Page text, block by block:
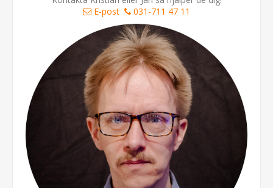
E-post
031-711 47 11